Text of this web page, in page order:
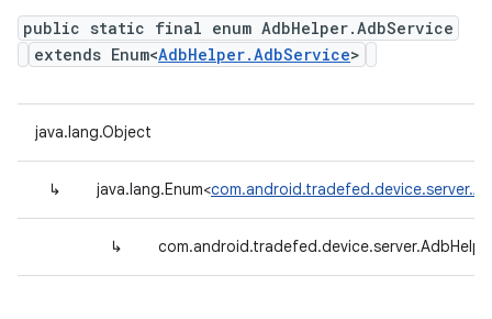
public static final enum AdbHelper.AdbService
extends Enum<AdbHelper.AdbService>
java.lang.Object
↳ java.lang.Enum<
↳